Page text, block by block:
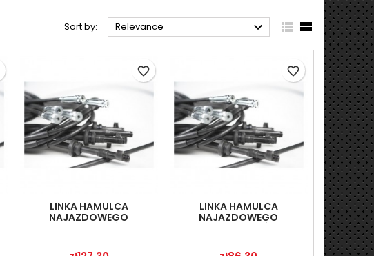
Sort by: Relevance   
LINKA HAMULCA
NAJAZDOWEGO
favorite_border
LINKA HAMULCA
NAJAZDOWEGO
favorite_border